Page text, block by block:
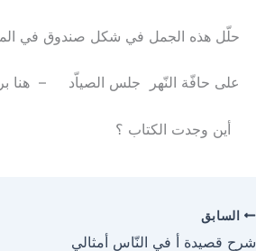
حلّل هذه الجمل في شكل صندوق في
على حافّة النّهر جلس الصياّد – هنا
أين وجدت الكتاب ؟
السابق
شرح قصيدة أ في النّاس أمثالي